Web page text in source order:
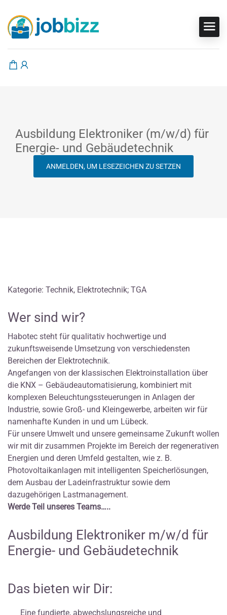
Ausbildung Elektroniker (m/w/d) für
Energie- und Gebäudetechnik
ANMELDEN, UM LESEZEICHEN ZU SETZEN
Kategorie: Technik, Elektrotechnik; TGA
Wer sind wir?
Habotec steht für qualitativ hochwertige und
zukunftsweisende Umsetzung von verschiedensten
Bereichen der Elektrotechnik.
Angefangen von der klassischen Elektroinstallation über
die KNX – Gebäudeautomatisierung, kombiniert mit
komplexen Beleuchtungssteuerungen in Anlagen der
Industrie, sowie Groß- und Kleingewerbe, arbeiten wir für
namenhafte Kunden in und um Lübeck.
Für unsere Umwelt und unsere gemeinsame Zukunft wollen
wir mit dir zusammen Projekte im Bereich der regenerativen
Energien und deren Umfeld gestalten, wie z. B.
Photovoltaikanlagen mit intelligenten Speicherlösungen,
dem Ausbau der Ladeinfrastruktur sowie dem
dazugehörigen Lastmanagement.
Werde Teil unseres Teams…..
Ausbildung Elektroniker m/w/d für
Energie- und Gebäudetechnik
Das bieten wir Dir:
Eine fundierte, abwechslungsreiche und